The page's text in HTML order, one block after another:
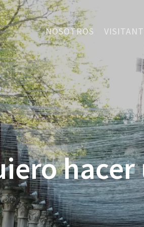
NOSOTROS
hacer